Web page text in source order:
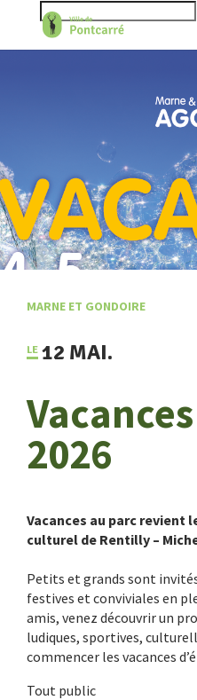
MARNE ET GONDOIRE
12 MAI.
2026
Vacances au parc revient
culturel de Rentilly –
Petits et grands sont
festives et conviviales en
amis, venez découvrir un
ludiques, sportives,
commencer les vacances
Tout public